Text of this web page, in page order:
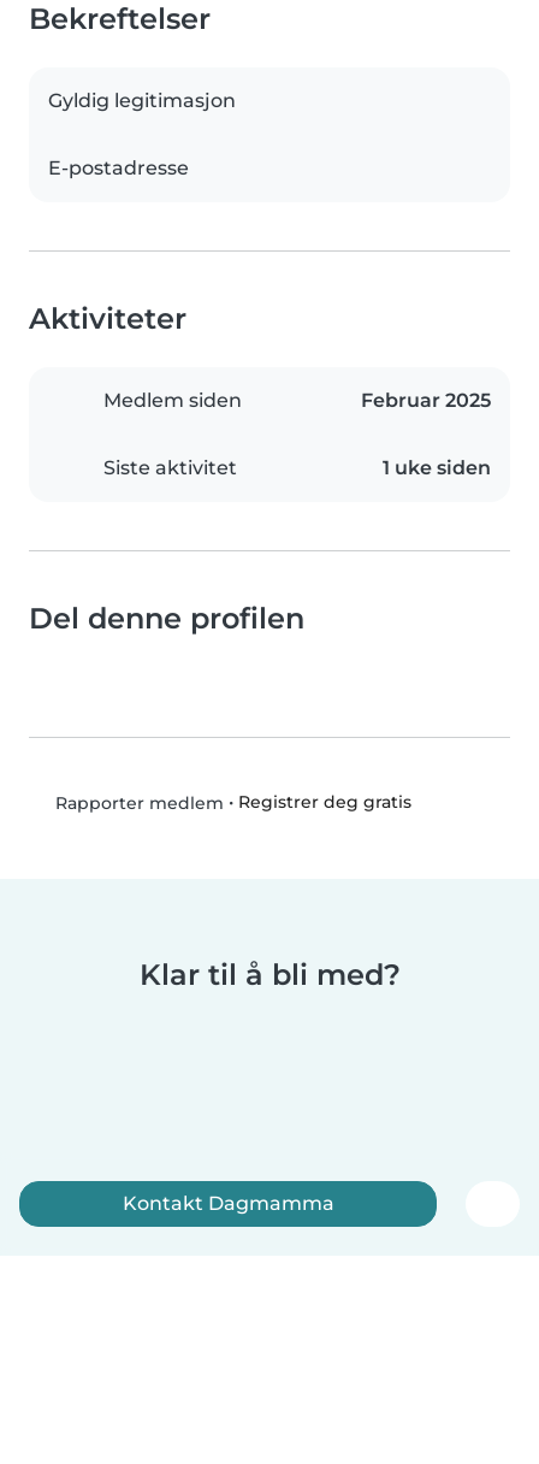
Bekreftelser
Gyldig legitimasjon
E-postadresse
Aktiviteter
Medlem siden Februar 2025
Siste aktivitet 1 uke siden
Del denne profilen
Rapporter medlem • Registrer deg gratis
Klar til å bli med?
Kontakt Dagmamma